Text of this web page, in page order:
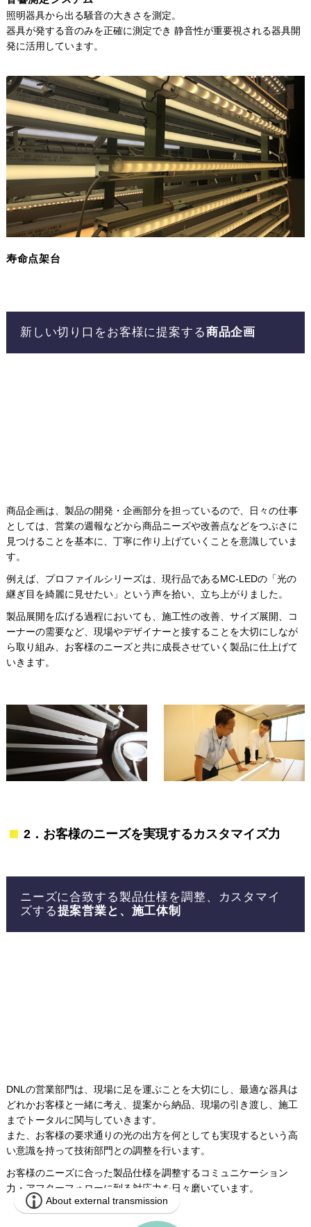
照明器具から出る騒音の大きさを測定。
器具が発する音のみを正確に測定でき 静音性が重要視される器具開
発に活用しています。
寿命点架台
新しい切り口をお客様に提案する商品企画
商品企画は、製品の開発・企画部分を担っているので、日々の仕事
としては、営業の週報などから商品ニーズや改善点などをつぶさに
見つけることを基本に、丁寧に作り上げていくことを意識していま
す。
例えば、プロファイルシリーズは、現行品であるMC-LEDの「光の
継ぎ目を綺麗に見せたい」という声を拾い、立ち上がりました。
製品展開を広げる過程においても、施工性の改善、サイズ展開、コ
ーナーの需要など、現場やデザイナーと接することを大切にしなが
ら取り組み、お客様のニーズと共に成長させていく製品に仕上げて
いきます。
2．お客様のニーズを実現するカスタマイズ力
ニーズに合致する製品仕様を調整、カスタマイ
ズする提案営業と、施工体制
DNLの営業部門は、現場に足を運ぶことを大切にし、最適な器具は
どれかお客様と一緒に考え、提案から納品、現場の引き渡し、施工
までトータルに関与していきます。
また、お客様の要求通りの光の出方を何としても実現するという高
い意識を持って技術部門との調整を行います。
お客様のニーズに合った製品仕様を調整するコミュニケーション
力・アフターフォローに到る対応力を日々磨いています。